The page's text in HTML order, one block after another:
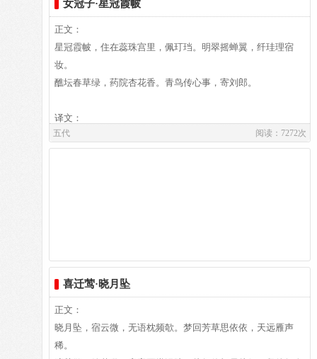
数千卷。或手自钞写，孜孜校雠，老而不废”。著有《北梦琐
言》、《荆台集》、《橘斋集》等，仅《北梦琐言》传世。词
存八十四首，风格与“花间”的浮艳、绮靡有所不同。刘毓盘辑
入《唐五代宋辽金元名家词集六十种》中，又有王国维缉《孙
中丞词》一卷。
译文
春去秋来，愁上心头，总是心不在嫣像醉酒了一样，整日昏昏
沉沉。临别时候你我相约早日回来相见，但是到现在依然不见
归期。
歌舞用的扇子早已旧迹斑斑，衣服上相思的眼泪星星点点。恨
处，万里相随。
注释
⑴何曾：何能，怎么能。
下侍郎同平章事，随孟昶降宋后，授为散骑常侍，工诗文，特
别长于词，又善长笛，是花间派重要作家。
女冠子·星冠霞帔
正文：
星冠霞帔，住在蕊珠宫里，佩玎珰。明翠摇蝉翼，纤珪理宿
妆。
醮坛春草绿，药院杏花香。青鸟传心事，寄刘郎。
译文：
西人。生卒年均不详，约唐昭宗大顺初前后在世。乾符五年
（公元878年）进士及第。历官拾遗，补尚书郎，后人又称“牛
给事”。以词著名，词格类温庭筠。原有歌诗集三卷，今存词
三十三首，（见《花间集》）诗六首。
五代 阅读：7272次
喜迁莺·晓月坠
正文：
晓月坠，宿云微，无语枕频欹。梦回芳草思依依，天远雁声
稀。